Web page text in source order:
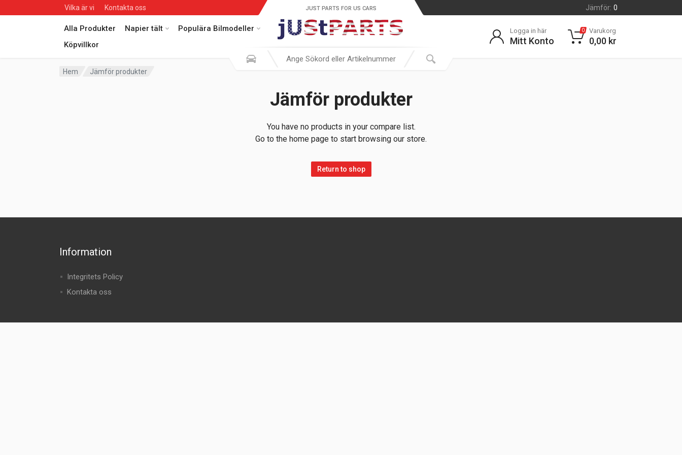
Vilka är vi Kontakta oss Jämför: 0
Alla Produkter Napier tält
Populära Bilmodeller
Köpvillkor
JUST PARTS FOR US CARS
Logga in här
Mitt Konto
0 Varukorg
0,00 kr
Hem Jämför produkter
Jämför produkter
You have no products in your compare list.
Go to the home page to start browsing our store.
Return to shop
Information
Integritets Policy
Kontakta oss